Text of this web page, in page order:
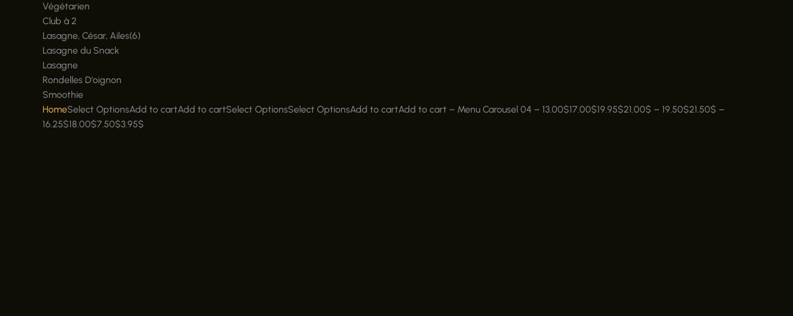
Végétarien
Club à 2
Lasagne, César, Ailes(6)
Lasagne du Snack
Lasagne
Rondelles D’oignon
Smoothie
HomeSelect OptionsAdd to cartAdd to cartSelect OptionsSelect OptionsAdd to cartAdd to cart – Menu Carousel 04 – 13.00$17.00$19.95$21.00$ – 19.50$21.50$ –
16.25$18.00$7.50$3.95$